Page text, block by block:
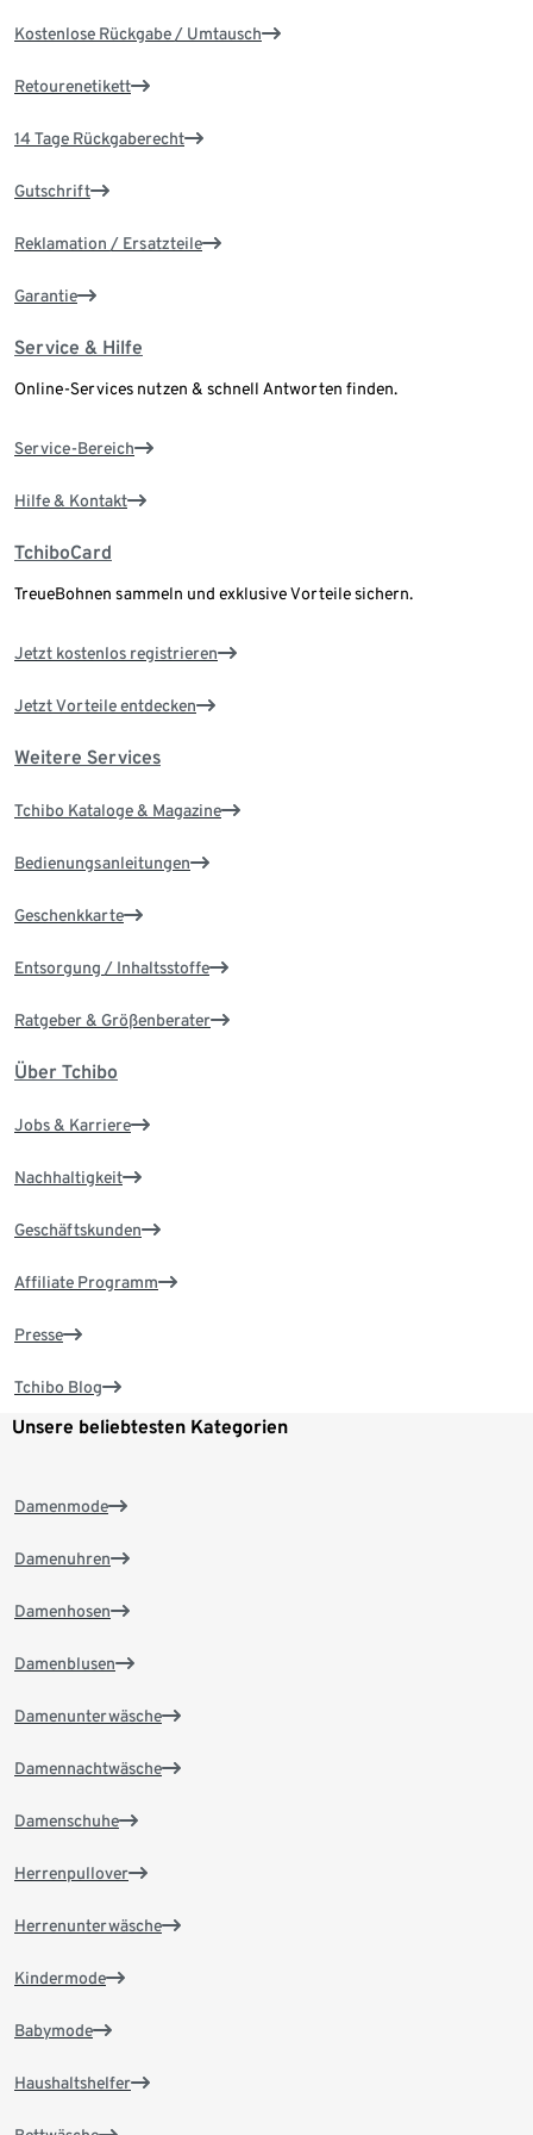
Kostenlose Rückgabe / Umtausch
Retourenetikett
14 Tage Rückgaberecht
Gutschrift
Reklamation / Ersatzteile
Garantie
Service & Hilfe
Online-Services nutzen & schnell Antworten finden.
Service-Bereich
Hilfe & Kontakt
TchiboCard
TreueBohnen sammeln und exklusive Vorteile sichern.
Jetzt kostenlos registrieren
Jetzt Vorteile entdecken
Weitere Services
Tchibo Kataloge & Magazine
Bedienungsanleitungen
Geschenkkarte
Entsorgung / Inhaltsstoffe
Ratgeber & Größenberater
Über Tchibo
Jobs & Karriere
Nachhaltigkeit
Geschäftskunden
Affiliate Programm
Presse
Tchibo Blog
Unsere beliebtesten Kategorien
Damenmode
Damenuhren
Damenhosen
Damenblusen
Damenunterwäsche
Damennachtwäsche
Damenschuhe
Herrenpullover
Herrenunterwäsche
Kindermode
Babymode
Haushaltshelfer